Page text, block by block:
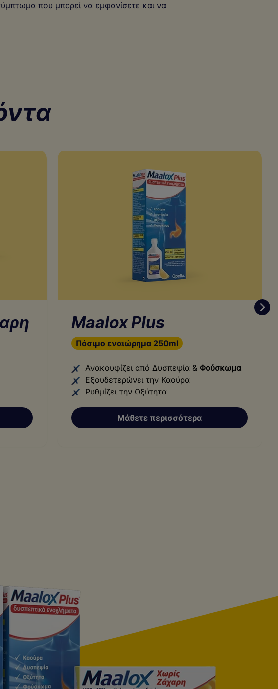
που μπορεί να εμφανίσετε και να
Maalox Plus
Πόσιμο εναιώρημα 250ml
Ανακουφίζει από Δυσπεψία &Φούσκωμα
Εξουδετερώνει την Καούρα
Ρυθμίζει την Οξύτητα
Μάθετε περισσότερα